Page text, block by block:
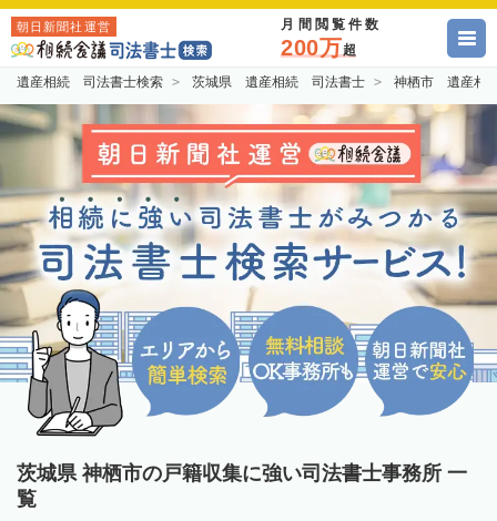
朝日新聞社運営 月間閲覧件数
200万超
遺産相続 司法書士検索 茨城県 遺産相続 司法書士 神栖市 遺産相
茨城県 神栖市の戸籍収集に強い司法書士事務所 一
覧